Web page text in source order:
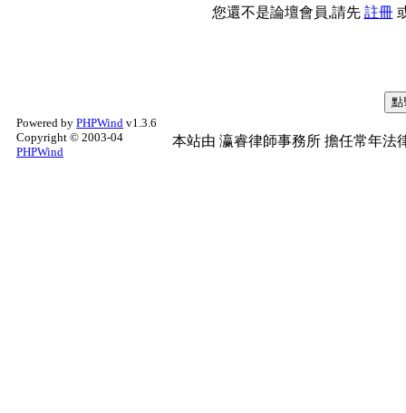
您還不是論壇會員,請先 註冊
Powered by PHPWind v1.3.6
Copyright © 2003-04
PHPWind
本站由 瀛睿律師事務所 擔任常年法